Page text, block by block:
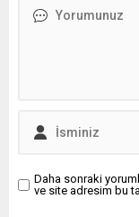
göre saldırılarda ölen,
Daha sonraki
ve site adresim bu